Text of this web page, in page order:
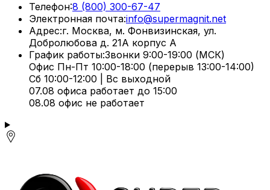
Телефон:8 (800) 300-67-47
Электронная почта:info@supermagnit.net
Адрес:г. Москва, м. Фонвизинская, ул.
Добролюбова д. 21А корпус А
График работы:Звонки 9:00-19:00 (МСК)
Офис Пн-Пт 10:00-18:00 (перерыв 13:00-14:00)
Сб 10:00-12:00 | Вс выходной
07.08 офиса работает до 15:00
08.08 офис не работает